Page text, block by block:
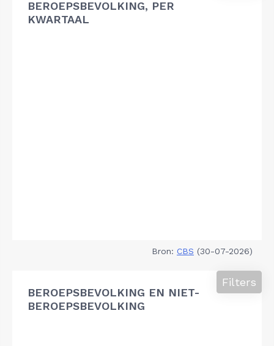
BEROEPSBEVOLKING, PER
KWARTAAL
Bron: CBS (30-07-2026)
BEROEPSBEVOLKING EN NIET-
BEROEPSBEVOLKING
Filters